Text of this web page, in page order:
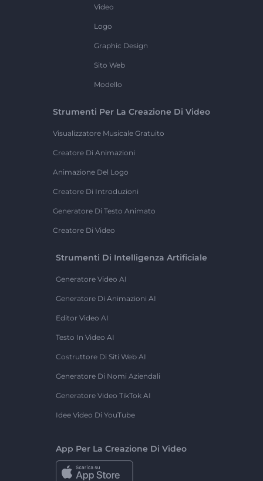
Video
Logo
Graphic Design
Sito Web
Modello
Strumenti Per La Creazione Di Video
Visualizzatore Musicale Gratuito
Creatore Di Animazioni
Animazione Del Logo
Creatore Di Introduzioni
Generatore Di Testo Animato
Creatore Di Video
Strumenti Di Intelligenza Artificiale
Generatore Video AI
Generatore Di Animazioni AI
Editor Video AI
Testo In Video AI
Costruttore Di Siti Web AI
Generatore Di Nomi Aziendali
Generatore Video TikTok AI
Idee Video Di YouTube
App Per La Creazione Di Video